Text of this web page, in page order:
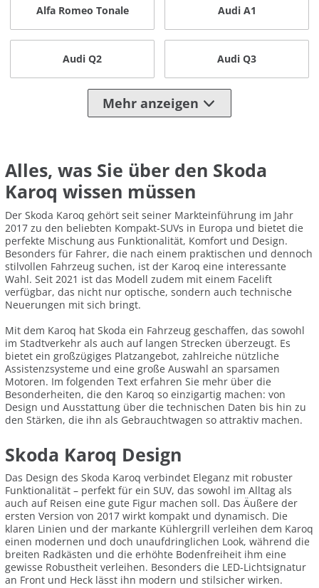
Alfa Romeo Tonale Audi A1
Audi Q2 Audi Q3
Mehr anzeigen
Alles, was Sie über den Skoda
Karoq wissen müssen
Der Skoda Karoq gehört seit seiner Markteinführung im Jahr
2017 zu den beliebten Kompakt-SUVs in Europa und bietet die
perfekte Mischung aus Funktionalität, Komfort und Design.
Besonders für Fahrer, die nach einem praktischen und dennoch
stilvollen Fahrzeug suchen, ist der Karoq eine interessante
Wahl. Seit 2021 ist das Modell zudem mit einem Facelift
verfügbar, das nicht nur optische, sondern auch technische
Neuerungen mit sich bringt.
Mit dem Karoq hat Skoda ein Fahrzeug geschaffen, das sowohl
im Stadtverkehr als auch auf langen Strecken überzeugt. Es
bietet ein großzügiges Platzangebot, zahlreiche nützliche
Assistenzsysteme und eine große Auswahl an sparsamen
Motoren. Im folgenden Text erfahren Sie mehr über die
Besonderheiten, die den Karoq so einzigartig machen: von
Design und Ausstattung über die technischen Daten bis hin zu
den Stärken, die ihn als Gebrauchtwagen so attraktiv machen.
Skoda Karoq Design
Das Design des Skoda Karoq verbindet Eleganz mit robuster
Funktionalität – perfekt für ein SUV, das sowohl im Alltag als
auch auf Reisen eine gute Figur machen soll. Das Äußere der
ersten Version von 2017 wirkt kompakt und dynamisch. Die
klaren Linien und der markante Kühlergrill verleihen dem Karoq
einen modernen und doch unaufdringlichen Look, während die
breiten Radkästen und die erhöhte Bodenfreiheit ihm eine
gewisse Robustheit verleihen. Besonders die LED-Lichtsignatur
an Front und Heck lässt ihn modern und stilsicher wirken.